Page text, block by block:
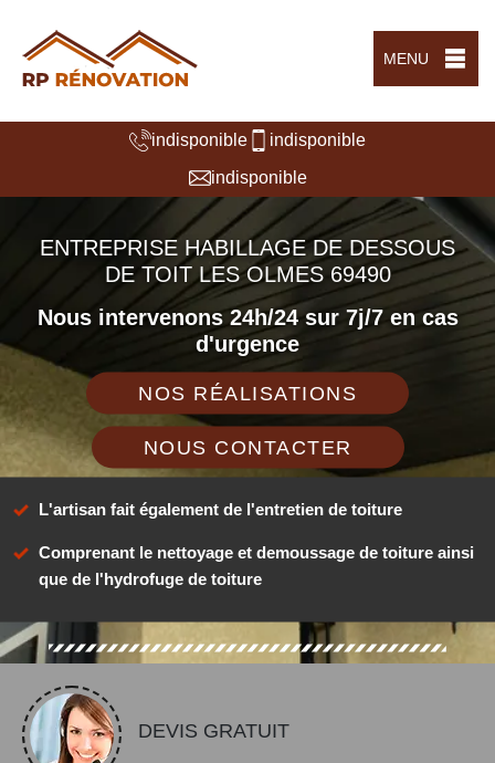
MENU
indisponible
indisponible
indisponible
ENTREPRISE HABILLAGE DE DESSOUS
DE TOIT LES OLMES 69490
Nous intervenons 24h/24 sur 7j/7 en cas
d'urgence
NOS RÉALISATIONS
NOUS CONTACTER
L'artisan fait également de l'entretien de toiture
Comprenant le nettoyage et demoussage de toiture ainsi
que de l'hydrofuge de toiture
DEVIS GRATUIT